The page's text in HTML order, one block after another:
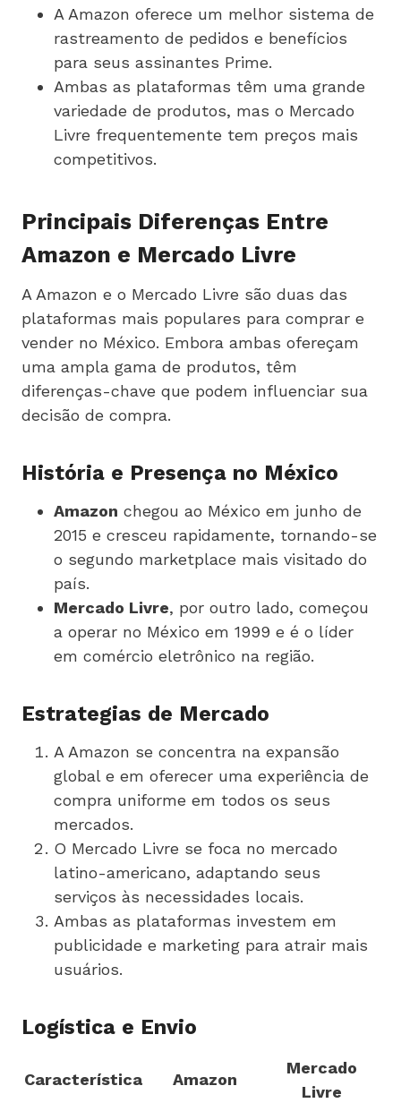
A Amazon oferece um melhor sistema de
rastreamento de pedidos e benefícios
para seus assinantes Prime.
Ambas as plataformas têm uma grande
variedade de produtos, mas o Mercado
Livre frequentemente tem preços mais
competitivos.
Principais Diferenças Entre
Amazon e Mercado Livre
A Amazon e o Mercado Livre são duas das
plataformas mais populares para comprar e
vender no México. Embora ambas ofereçam
uma ampla gama de produtos, têm
diferenças-chave que podem influenciar sua
decisão de compra.
História e Presença no México
Amazon chegou ao México em junho de
2015 e cresceu rapidamente, tornando-se
o segundo marketplace mais visitado do
país.
Mercado Livre, por outro lado, começou
a operar no México em 1999 e é o líder
em comércio eletrônico na região.
Estrategias de Mercado
A Amazon se concentra na expansão
global e em oferecer uma experiência de
compra uniforme em todos os seus
mercados.
O Mercado Livre se foca no mercado
latino-americano, adaptando seus
serviços às necessidades locais.
Ambas as plataformas investem em
publicidade e marketing para atrair mais
usuários.
Logística e Envio
Característica Amazon
Mercado
Livre